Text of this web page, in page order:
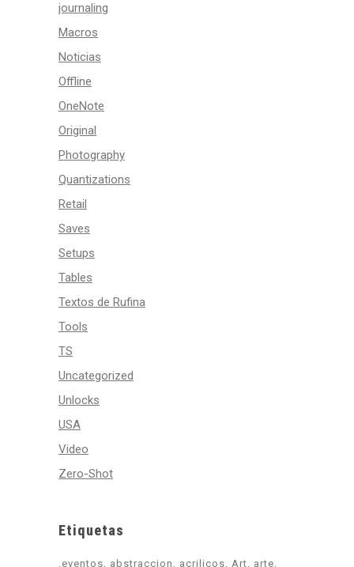
journaling
Macros
Noticias
Offline
OneNote
Original
Photography
Quantizations
Retail
Saves
Setups
Tables
Textos de Rufina
Tools
TS
Uncategorized
Unlocks
USA
Video
Zero-Shot
Etiquetas
.eventos abstraccion acrilicos Art arte